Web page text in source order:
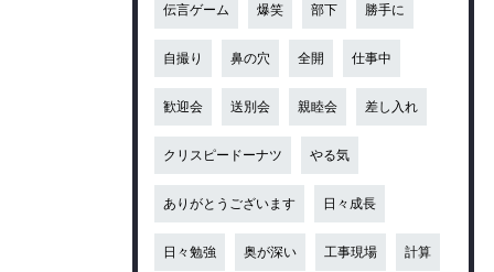
伝言ゲーム 爆笑 部下 勝手に
自撮り 鼻の穴 全開 仕事中
歓迎会 送別会 親睦会 差し入れ
クリスピードーナツ やる気
ありがとうございます 日々成長
日々勉強 奥が深い 工事現場 計算